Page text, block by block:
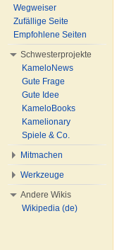
Wegweiser
Zufällige Seite
Empfohlene Seiten
Schwesterprojekte
KameloNews
Gute Frage
Gute Idee
KameloBooks
Kamelionary
Spiele & Co.
Mitmachen
Werkzeuge
Andere Wikis
Wikipedia (de)